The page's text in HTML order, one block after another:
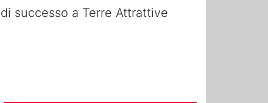
successo a Terre Attrattive